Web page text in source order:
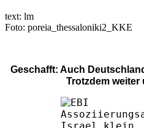
text: lm
Foto: poreia_thessaloniki2_KKE
Geschafft: Auch
Trotzdem weiter